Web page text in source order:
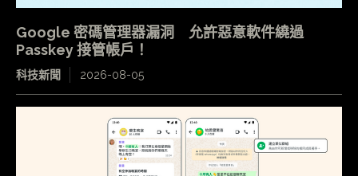
Google 密碼管理器漏洞 允許惡意軟件繞過
Passkey 接管帳戶！
科技新聞 2026-08-05